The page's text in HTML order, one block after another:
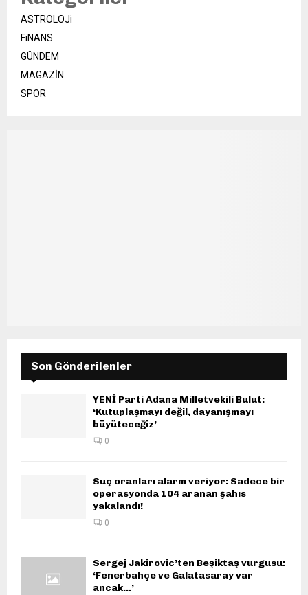
ASTROLOJi
FiNANS
GÜNDEM
MAGAZİN
SPOR
Son Gönderilenler
YENİ Parti Adana Milletvekili Bulut:
‘Kutuplaşmayı değil, dayanışmayı
büyüteceğiz’
0
Suç oranları alarm veriyor: Sadece bir
operasyonda 104 aranan şahıs
yakalandı!
0
Sergej Jakirovic’ten Beşiktaş vurgusu:
‘Fenerbahçe ve Galatasaray var
ancak…’